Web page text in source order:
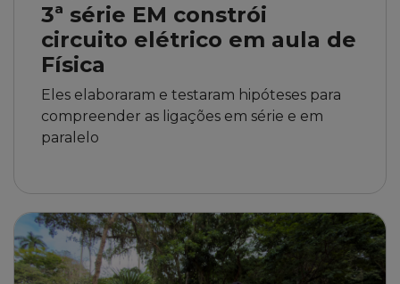
3ª série EM constrói
circuito elétrico em aula de
Física
Eles elaboraram e testaram hipóteses para
compreender as ligações em série e em
paralelo